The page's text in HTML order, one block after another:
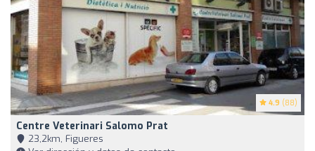
4.9 (88)
Centre Veterinari Salomo Prat
23,2km, Figueres